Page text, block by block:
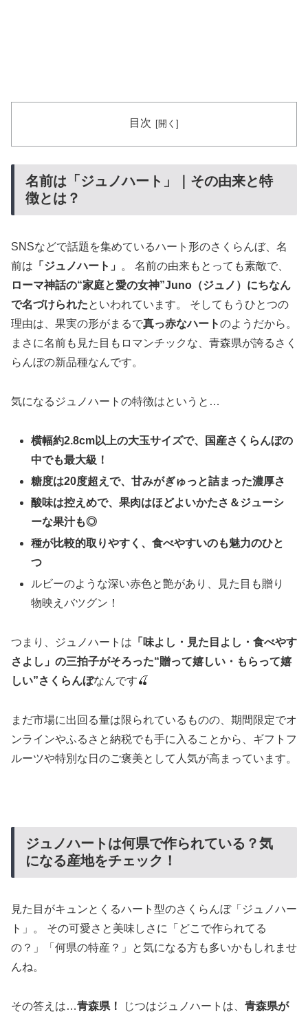
目次
名前は「ジュノハート」｜その由来と特
徴とは？
SNSなどで話題を集めているハート形のさくらんぼ、名
前は 「ジュノハート」
。 名前の由来もとっても素敵で、
ローマ神話の“家庭と愛の女神”Juno（ジュノ）にちなん
で名づけられたといわれています。 そしてもうひとつの
理由は、果実の形がまるで真っ赤なハートのようだから。
まさに名前も見た目もロマンチックな、青森県が誇るさく
らんぼの新品種なんです。
気になるジュノハートの特徴はというと…
横幅約2.8cm以上の大玉サイズで、国産さくらんぼの
中でも最大級！
糖度は20度超えで、甘みがぎゅっと詰まった濃厚さ
酸味は控えめで、果肉はほどよいかたさ＆ジューシ
ーな果汁も◎
種が比較的取りやすく、食べやすいのも魅力のひと
つ
ルビーのような深い赤色と艶があり、見た目も贈り
物映えバツグン！
つまり、ジュノハートは 「味よし・見た目よし・食べやす
さよし」の三拍子がそろった“贈って嬉しい・もらって嬉
しい”さくらんぼなんです🍒
まだ市場に出回る量は限られているものの、期間限定でオ
ンラインやふるさと納税でも手に入ることから、ギフトフ
ルーツや特別な日のご褒美として人気が高まっています。
ジュノハートは何県で作られている？気
になる産地をチェック！
見た目がキュンとくるハート型のさくらんぼ「ジュノハー
ト」。 その可愛さと美味しさに「どこで作られてる
の？」「何県の特産？」と気になる方も多いかもしれませ
んね。
その答えは…青森県！ じつはジュノハートは、 青森県が